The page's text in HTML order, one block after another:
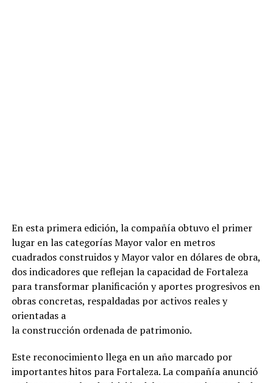
En esta primera edición, la compañía obtuvo el primer
lugar en las categorías Mayor valor en metros
cuadrados construidos y Mayor valor en dólares de obra,
dos indicadores que reflejan la capacidad de Fortaleza
para transformar planificación y aportes progresivos en
obras concretas, respaldadas por activos reales y
orientadas a
la construcción ordenada de patrimonio.
Este reconocimiento llega en un año marcado por
importantes hitos para Fortaleza. La compañía anunció